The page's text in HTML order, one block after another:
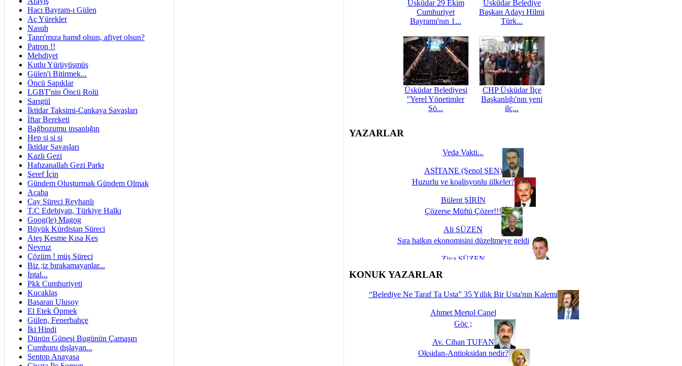
Hacı Bayram-ı Gülen
Aç Yürekler
Nasuh
Tanrı'mıza hamd olsun, afiyet olsun?
Patron !!
Mehdiyet
Kutlu Yürüyüşmüş
Gülen'i Bitirmek...
Öncü Sapıklar
LGBT'nin Öncü Rolü
Sarıgül
İktidar Taksimi-Çankaya Savaşları
İftar Bereketi
Bağbozumu insanlığın
Hep si si si
İktidar Savaşları
Kazlı Gezi
Hafızanallah Gezi Parkı
Şeref İçin
Gündem Oluşturmak Gündem Olmak
Acaba
Çay Süreci Reyhanlı
T.C Edebiyatı, Türkiye Halkı
Goog(le) Magog
Büyük Kürdistan Süreci
Ateş Kesme Kısa Kes
Nevruz
Çözüm ! müş Süreci
Biz ;iz bırakamayanlar...
İptal...
Pkk Cumhuriyeti
Kucaklaş
Başaran Ulusoy
El Etek Öpmek
Gülen, Fenerbahçe
İki Hindi
Dünün Güneşi Bugünün Çamaşırı
Cumhuru dışlayan...
Şentop Anayasa
Üsküdar 29 Ekim
Cumhuriyet
Bayramı'nın 1...
Üsküdar Belediye
Başkan Adayı Hilmi
Türk...
Üsküdar Belediyesi
''Yerel Yönetimler
Şö...
CHP Üsküdar İlçe
Başkanlığı'nın yeni
ilç...
YAZARLAR
Veda Vakti...
ASİTANE (Şenol ŞEN)
Huzurlu ve koalisyonlu ülkeler?
Bülent ŞİRİN
Çözerse Müftü Çözer!!!
Ali SÜZEN
Sıra halkın ekonomisini düzeltmeye geldi
Ziya SÜZEN
İşte Biz buyuz...
KONUK YAZARLAR
“Belediye Ne Taraf Ta Usta” 35 Yıllık Bir Usta'nın Kalemi
Ahmet Mertol Canel
Göç ;
Av. Cihan TUFAN
Oksidan-Antioksidan nedir?